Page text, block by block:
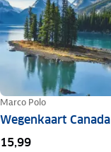
Marco Polo
Wegenkaart Canada
15,99